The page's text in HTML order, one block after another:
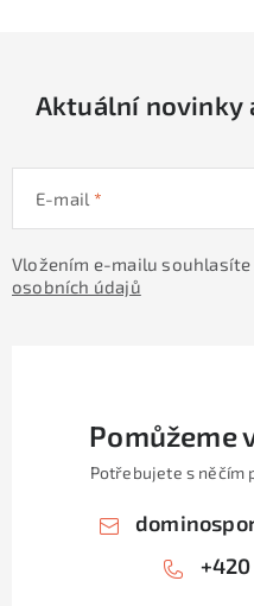
Aktuální novinky
E-mail
Vložením e-mailu souhlasíte
osobních údajů
Pomůžeme
Potřebujete s něčím
+420